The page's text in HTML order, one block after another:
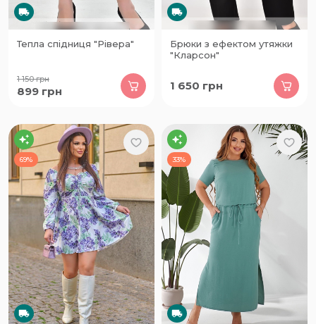
Тепла спідниця "Рівера"
1 150грн
899 грн
Брюки з ефектом утяжки
"Кларсон"
1 650 грн
69% 33%